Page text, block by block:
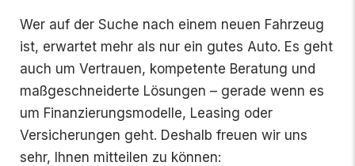
Wer auf der Suche nach einem neuen Fahrzeug
ist, erwartet mehr als nur ein gutes Auto. Es geht
auch um Vertrauen, kompetente Beratung und
maßgeschneiderte Lösungen – gerade wenn es
um Finanzierungsmodelle, Leasing oder
Versicherungen geht. Deshalb freuen wir uns
sehr, Ihnen mitteilen zu können: